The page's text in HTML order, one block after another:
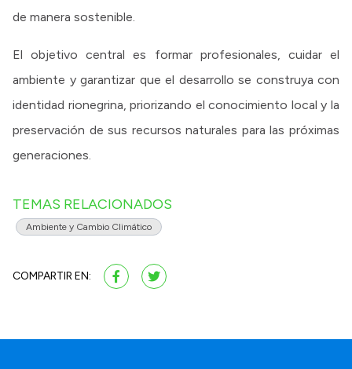
de manera sostenible.
El objetivo central es formar profesionales, cuidar el
ambiente y garantizar que el desarrollo se construya con
identidad rionegrina, priorizando el conocimiento local y la
preservación de sus recursos naturales para las próximas
generaciones.
TEMAS RELACIONADOS
Ambiente y Cambio Climático
COMPARTIR EN: